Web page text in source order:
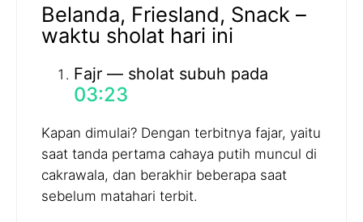
Belanda, Friesland, Snack –
waktu sholat hari ini
Fajr — sholat subuh pada
03:23
Kapan dimulai? Dengan terbitnya fajar, yaitu
saat tanda pertama cahaya putih muncul di
cakrawala, dan berakhir beberapa saat
sebelum matahari terbit.